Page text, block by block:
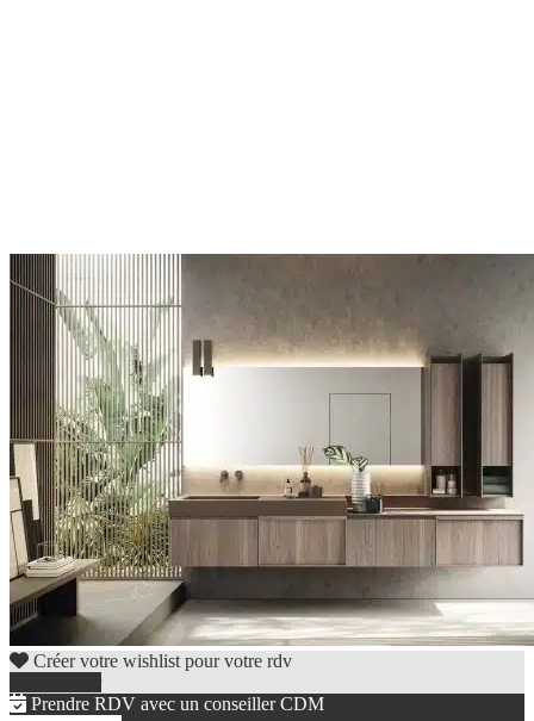
Créer votre wishlist pour votre rdv
Prendre RDV avec un conseiller CDM